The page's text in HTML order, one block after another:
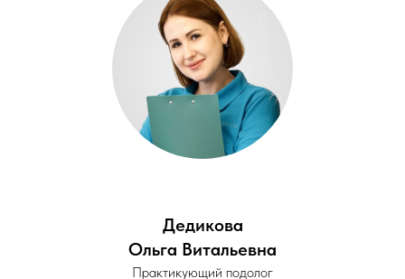
Дедикова
Ольга Витальевна
Практикующий подолог